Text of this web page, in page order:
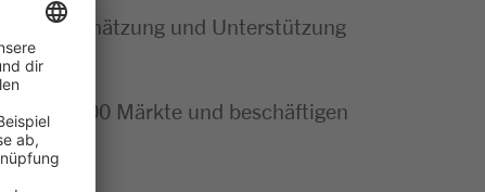
Wertschätzung und Unterstützung
als 300 Märkte und beschäftigen